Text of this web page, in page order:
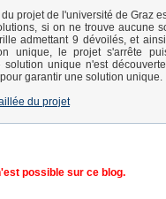
projet de l'université de Graz
si on ne trouve aucune
admettant 9 dévoilés, et
unique, le projet s'arrête
solution unique n'est
garantir une solution unique.
du projet
possible sur ce blog.